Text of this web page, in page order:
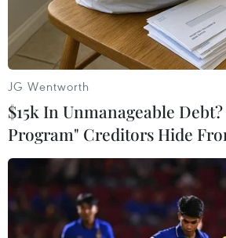
TIN LIÊN QUAN
JG Wentworth
$15k In Unmanageable
Program" Creditors Hide